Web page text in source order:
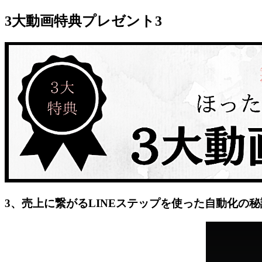
jpca.co
3大動画特典プレゼント3
3、売上に繋がるLINEステップを使った自動化の